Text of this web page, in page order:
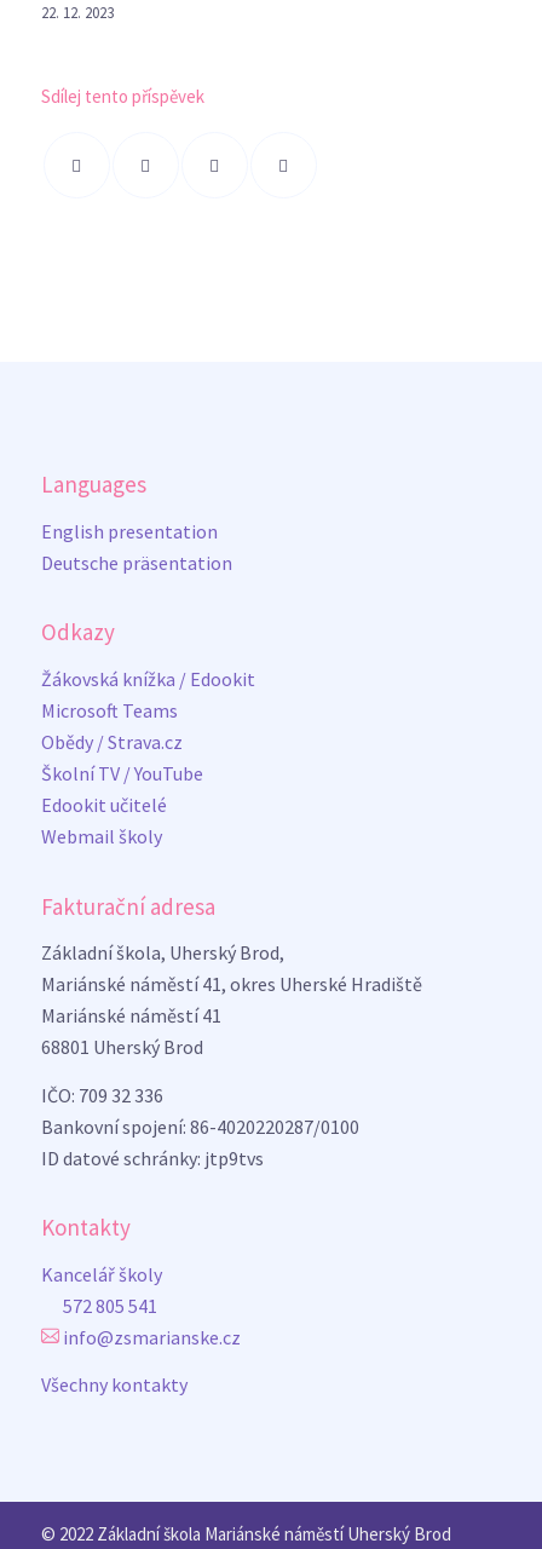
22. 12. 2023
Sdílej tento příspěvek
Languages
English presentation
Deutsche präsentation
Odkazy
Žákovská knížka / Edookit
Microsoft Teams
Obědy / Strava.cz
Školní TV / YouTube
Edookit učitelé
Webmail školy
Fakturační adresa
Základní škola, Uherský Brod,
Mariánské náměstí 41, okres Uherské Hradiště
Mariánské náměstí 41
68801 Uherský Brod
IČO: 709 32 336
Bankovní spojení: 86-4020220287/0100
ID datové schránky: jtp9tvs
Kontakty
Kancelář školy
572 805 541
info@zsmarianske.cz
Všechny kontakty
© 2022 Základní škola Mariánské náměstí Uherský Brod